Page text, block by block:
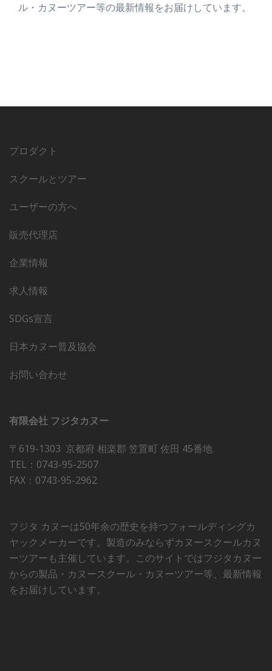
ル・カヌーツアー等の最新情報をお届けしています。
プロダクト
スクールとツアー
ユーザーの方へ
販売代理店
企業情報
求人情報
SDGs宣言
日本カヌー普及協会
お問い合わせ
有限会社 フジタカヌー
〒619-1303 京都府 相楽郡 笠置町 佐田 45番地
TEL：0743-95-2507
FAX：0743-95-2962
フジタ カヌーは50年余の歴史を持つフォールディングカ
ヤックメーカーです。製造のみならずカヌースクールカヌ
ーツアーも主催しています。このサイトではフジタカヌー
からの製品・カヌースクール・カヌーツアー等、最新情報
をお届けしています。